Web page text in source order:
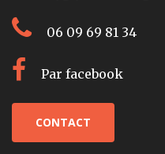
06 09 69 81 34
Par facebook
CONTACT